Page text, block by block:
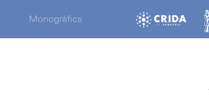
Monogràfics